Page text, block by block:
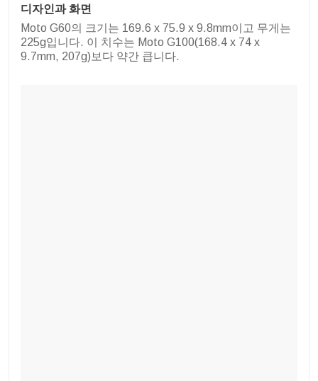
디자인과 화면
Moto G60의 크기는 169.6 x 75.9 x 9.8mm이고 무게는
225g입니다. 이 치수는 Moto G100(168.4 x 74 x
9.7mm, 207g)보다 약간 큽니다.